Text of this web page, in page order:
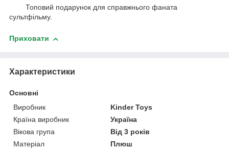
Топовий подарунок для справжнього фаната
сультфільму.
Приховати
Характеристики
Основні
Виробник
Kinder Toys
Країна виробник
Україна
Вікова група
Від 3 років
Матеріал
Плюш